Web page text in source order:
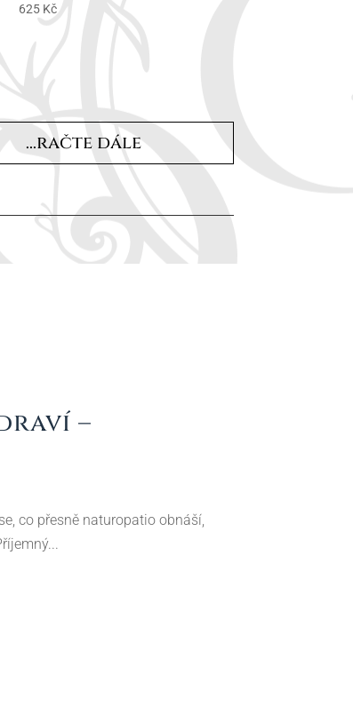
625 Kč
...račte dále
–
co přesně naturopatio obnáší,